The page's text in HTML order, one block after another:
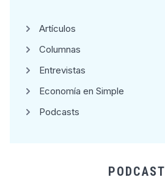
Artículos
Columnas
Entrevistas
Economía en Simple
Podcasts
PODCAST